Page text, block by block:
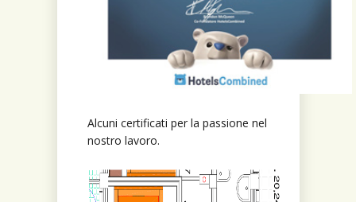
Alcuni certificati per la passione nel
nostro lavoro.